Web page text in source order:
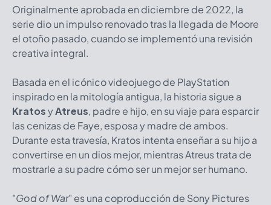
Originalmente aprobada en diciembre de 2022, la
serie dio un impulso renovado tras la llegada de Moore
el otoño pasado, cuando se implementó una revisión
creativa integral.
Basada en el icónico videojuego de PlayStation
inspirado en la mitología antigua, la historia sigue a
KratosyAtreus, padre e hijo, en su viaje para esparcir
las cenizas de Faye, esposa y madre de ambos.
Durante esta travesía, Kratos intenta enseñar a su hijo a
convertirse en un dios mejor, mientras Atreus trata de
mostrarle a su padre cómo ser un mejor ser humano.
"God of War" es una coproducción de Sony Pictures